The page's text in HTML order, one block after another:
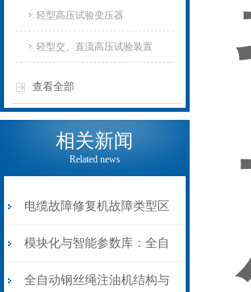
轻型高压试验变压器
轻型交、直流高压试验装置
查看全部
相关新闻
Related news
电缆故障修复机故障类型区
分指南：从“绝缘电
阻”到“波形特征”的精准诊
模块化与智能参数库：全自
动电缆修复机的快速换型逻
全自动钢丝绳注油机结构与